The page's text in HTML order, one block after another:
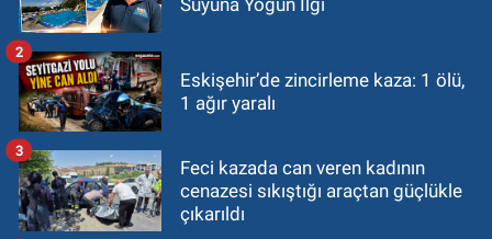
Eskişehir’de zincirleme kaza: 1 ölü,
1 ağır yaralı
2
Feci kazada can veren kadının
cenazesi sıkıştığı araçtan güçlükle
çıkarıldı
3